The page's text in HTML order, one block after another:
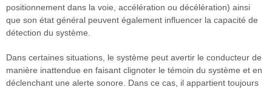
positionnement dans la voie, accélération ou décélération) ainsi
que son état général peuvent également influencer la capacité de
détection du système.
Dans certaines situations, le système peut avertir le conducteur de
manière inattendue en faisant clignoter le témoin du système et en
déclenchant une alerte sonore. Dans ce cas, il appartient toujours